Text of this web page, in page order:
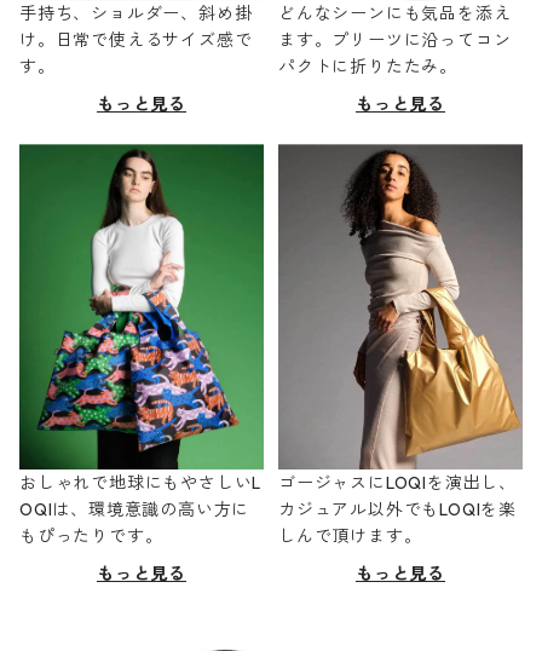
手持ち、ショルダー、斜め掛
け。日常で使えるサイズ感で
す。
もっと見る
どんなシーンにも気品を添え
ます。プリーツに沿ってコン
パクトに折りたたみ。
もっと見る
おしゃれで地球にもやさしいL
OQIは、環境意識の高い方に
もぴったりです。
もっと見る
ゴージャスにLOQIを演出し、
カジュアル以外でもLOQIを楽
しんで頂けます。
もっと見る